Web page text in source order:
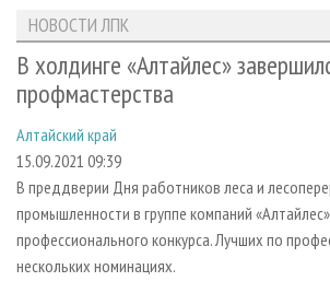
ЛЕСОЗАГОТОВКА
ЛЕСОПИЛЕНИЕ
СУШКА ДРЕВЕСИНЫ
ПРОИЗВОДСТВО ДРЕВЕСНЫХ ПЛИТ
ДЕРЕВЯННОЕ ДОМОСТРОЕНИЕ
ПРОИЗВОДСТВО МЕБЕЛИ
НОВОСТИ ЛПК
НОВОСТИ ЖУРНАЛА
ПРОЕКТЫ ЛПИ
АНАЛИТИКА
ПРЕДПРИЯТИЯ ЛПК
ПЕРСОНЫ
МОБИЛЬНЫЕ ВЫСТАВКИ
ОФИЦИАЛЬНЫЕ ДЕЛЕГАЦИИ
ПРИОРИТЕТНЫЕ ИНВЕСТПРОЕКТЫ
АРХИВ ЖУРНАЛОВ
О ЖУРНАЛЕ
ПОДПИСКА
КОНТАКТЫ
РЕКЛАМОДАТЕЛЯМ
РЕКЛАМА
РЕКЛАМА НА САЙТЕ
НОВОСТИ ЛПК
В холдинге «Алтайлес»
профмастерства
Алтайский край
15.09.2021 09:39
В преддверии Дня работников леса и
промышленности в группе компаний
профессионального конкурса. Лучших по
нескольких номинациях.